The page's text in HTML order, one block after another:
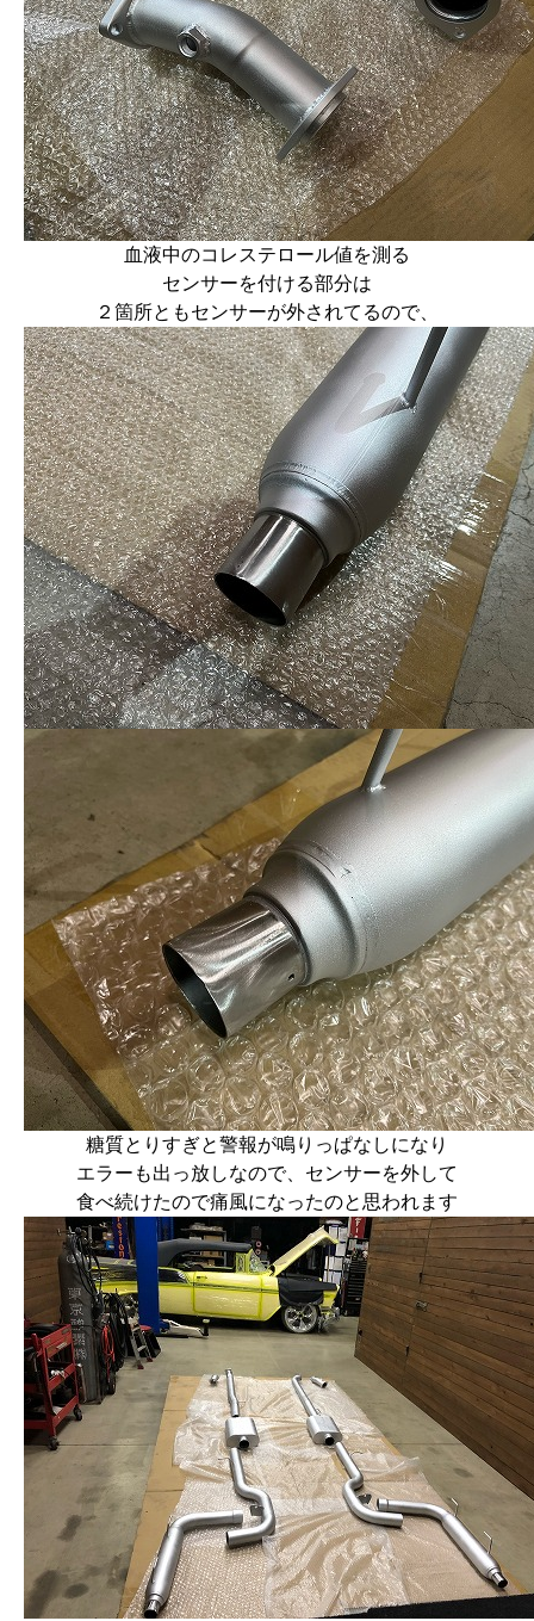
血液中のコレステロール値を測る
センサーを付ける部分は
２箇所ともセンサーが外されてるので、
糖質とりすぎと警報が鳴りっぱなしになり
エラーも出っ放しなので、センサーを外して
食べ続けたので痛風になったのと思われます